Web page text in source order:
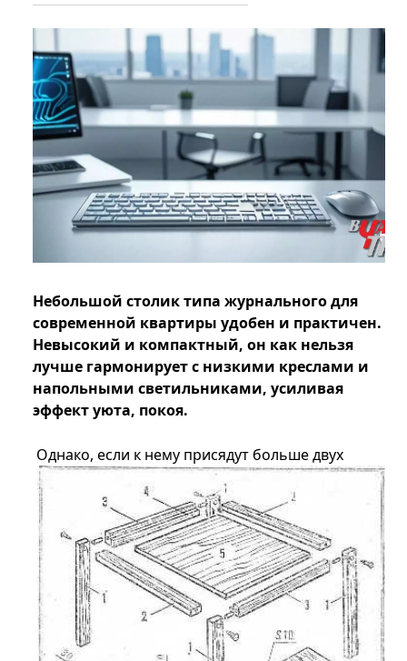
Небольшой столик типа журнального для
современной квартиры удобен и практичен.
Невысокий и компактный, он как нельзя
лучше гармонирует с низкими креслами и
напольными светильниками, усиливая
эффект уюта, покоя.
Однако, если к нему присядут больше двух